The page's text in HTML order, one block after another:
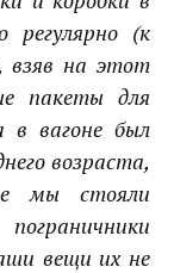
регулярно (к
взяв на этот
пакеты для
в вагоне был
возраста,
мы стояли
вещи их не